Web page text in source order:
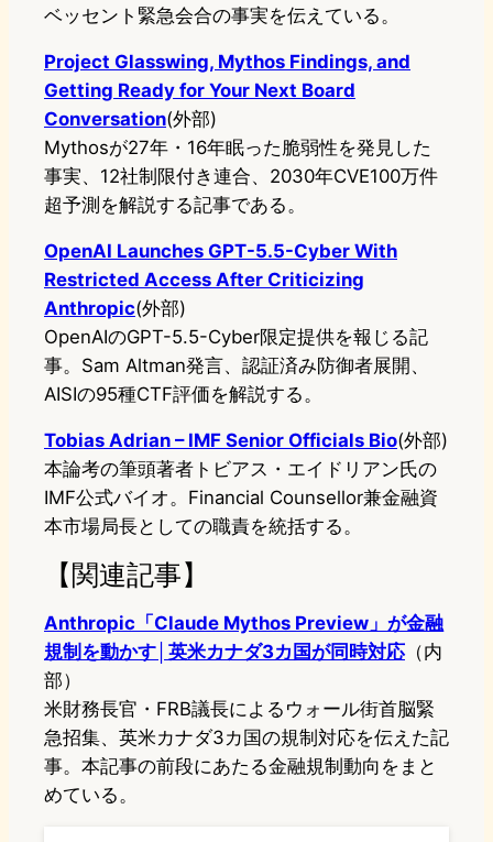
ベッセント緊急会合の事実を伝えている。
Project Glasswing, Mythos Findings, and
Getting Ready for Your Next Board
Conversation(外部)
Mythosが27年・16年眠った脆弱性を発見した
事実、12社制限付き連合、2030年CVE100万件
超予測を解説する記事である。
OpenAI Launches GPT-5.5-Cyber With
Restricted Access After Criticizing
Anthropic(外部)
OpenAIのGPT-5.5-Cyber限定提供を報じる記
事。Sam Altman発言、認証済み防御者展開、
AISIの95種CTF評価を解説する。
Tobias Adrian – IMF Senior Officials Bio(外部)
本論考の筆頭著者トビアス・エイドリアン氏の
IMF公式バイオ。Financial Counsellor兼金融資
本市場局長としての職責を統括する。
【関連記事】
Anthropic「Claude Mythos Preview」が金融
規制を動かす│英米カナダ3カ国が同時対応（内
部）
米財務長官・FRB議長によるウォール街首脳緊
急招集、英米カナダ3カ国の規制対応を伝えた記
事。本記事の前段にあたる金融規制動向をまと
めている。